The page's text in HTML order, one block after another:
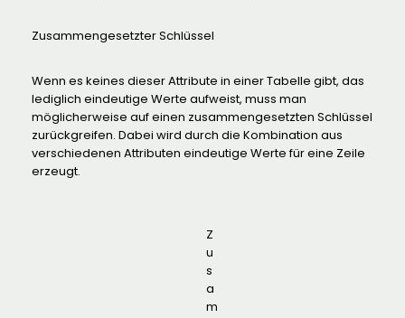
Zusammengesetzter Schlüssel
Wenn es keines dieser Attribute in einer Tabelle gibt, das
lediglich eindeutige Werte aufweist, muss man
möglicherweise auf einen zusammengesetzten Schlüssel
zurückgreifen. Dabei wird durch die Kombination aus
verschiedenen Attributen eindeutige Werte für eine Zeile
erzeugt.
Z
u
s
a
m